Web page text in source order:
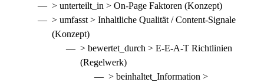
> unterteilt_in > On-Page Faktoren (Konzept)
> umfasst > Inhaltliche Qualität / Content-Signale
(Konzept)
> bewertet_durch > E-E-A-T Richtlinien
(Regelwerk)
> beinhaltet_Information >